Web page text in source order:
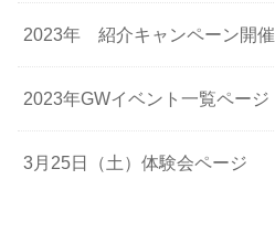
2023年 紹介キャンペーン開催
2023年GWイベント一覧ページ
3月25日（土）体験会ページ